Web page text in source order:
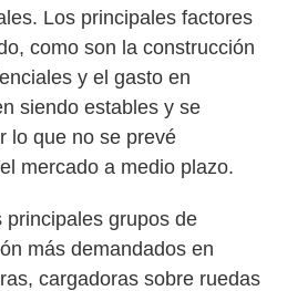
Los principales factores
como son la construcción
y el gasto en
siendo estables y se
lo que no se prevé
mercado a medio plazo.
principales grupos de
más demandados en
cargadoras sobre ruedas